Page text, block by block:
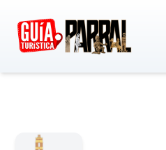
Guía Turística Parral